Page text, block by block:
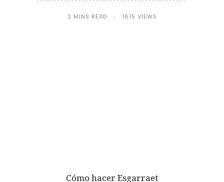
2 MINS READ 1615 VIEWS
Cómo hacer Esgarraet